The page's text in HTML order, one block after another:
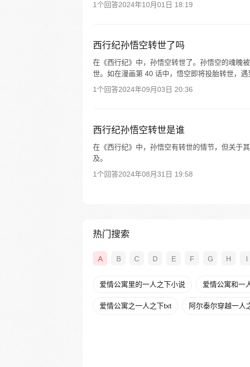
1个回答2024年10月01日 18:19
西行纪孙悟空转世了吗
在《西行纪》中，孙悟空转世了。孙悟空的魂魄
世。如在漫画第 40 话中，悟空即将投胎转世，遇
1个回答2024年09月03日 20:36
西行纪孙悟空转世是谁
在《西行纪》中，孙悟空有转世的情节，但关于
及。
1个回答2024年08月31日 19:58
热门搜索
A B C D E F G H I
爱情公寓里的一人之下小说 爱情公寓和一
爱情公寓之一人之下txt 阿尔泰尔穿越一人